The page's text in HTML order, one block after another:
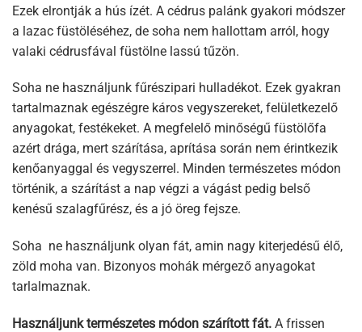
Ezek elrontják a hús ízét. A cédrus palánk gyakori módszer
a lazac füstöléséhez, de soha nem hallottam arról, hogy
valaki cédrusfával füstölne lassú tűzön.
Soha ne használjunk fűrészipari hulladékot. Ezek gyakran
tartalmaznak egészégre káros vegyszereket, felületkezelő
anyagokat, festékeket. A megfelelő minőségű füstölőfa
azért drága, mert szárítása, aprítása során nem érintkezik
kenőanyaggal és vegyszerrel. Minden természetes módon
történik, a szárítást a nap végzi a vágást pedig belső
kenésű szalagfűrész, és a jó öreg fejsze.
Soha ne használjunk olyan fát, amin nagy kiterjedésű élő,
zöld moha van. Bizonyos mohák mérgező anyagokat
tarlalmaznak.
Használjunk természetes módon szárított fát. A frissen